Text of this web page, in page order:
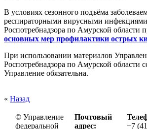
В условиях сезонного подъёма
респираторными вирусными
Роспотребнадзора по Амурской области
основных мер профилактики острых
При использовании материалов
Роспотребнадзора по Амурской области
Управление обязательна.
« Назад
© Управление
федеральной
Почтовый
адрес:
+7